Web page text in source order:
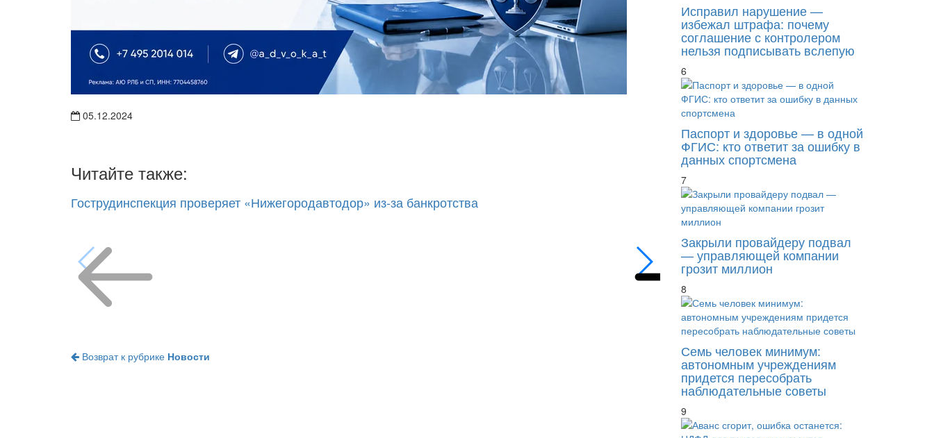
05.12.2024
Читайте также:
Гострудинспекция проверяет «Нижегородавтодор» из-за банкротства Необходимо разграничивать оплату
Возврат к рубрике Новости
Исправил нарушение —
избежал штрафа: почему
соглашение с контролером
нельзя подписывать вслепую
6
Паспорт и здоровье — в одной
ФГИС: кто ответит за ошибку в
данных спортсмена
7
Закрыли провайдеру подвал
— управляющей компании
грозит миллион
8
Семь человек минимум:
автономным учреждениям
придется пересобрать
наблюдательные советы
9